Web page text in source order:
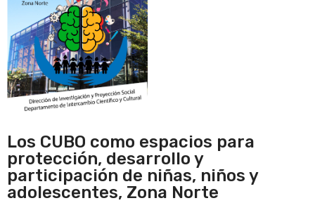
Los CUBO como espacios para
protección, desarrollo y
participación de niñas, niños y
adolescentes, Zona Norte